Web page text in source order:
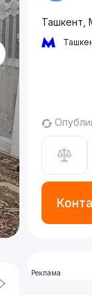
Ташкент,
Реклама